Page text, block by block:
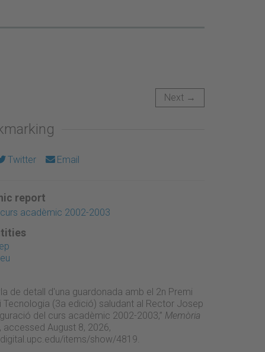
Next →
Twitter Email
report
acadèmic 2002-2003
de detall d'una guardonada amb el 2n Premi
Tecnologia (3a edició) saludant al Rector Josep
del curs acadèmic 2002-2003,” Memòria
accessed August 8, 2026,
items/show/4819